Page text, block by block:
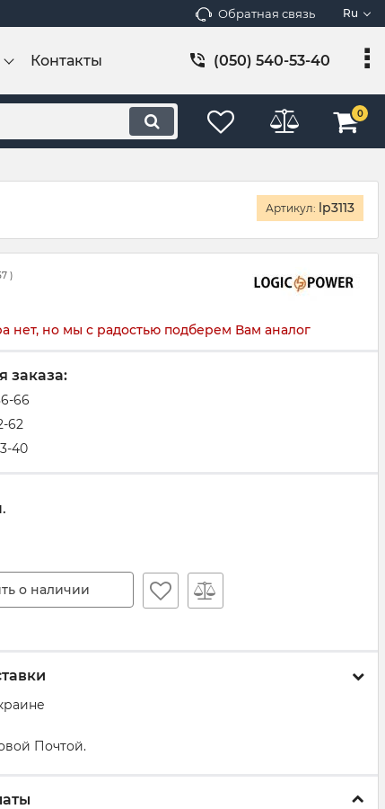
Обратная связь Ru
Контакты (050) 540-53-40
0
Артикул: lp3113
)
нет, но мы с радостью подберем Вам аналог
заказа:
66
62
40
о наличии
Почтой.